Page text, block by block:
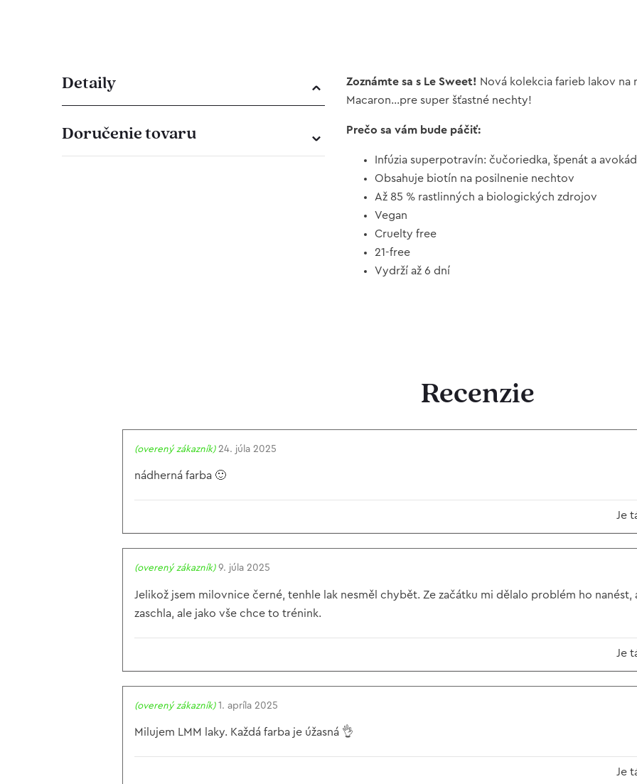
Detaily
Doručenie tovaru
Zoznámte sa s Le Sweet! Nová kolekcia farieb lakov
Macaron…pre super šťastné nechty!
Prečo sa vám bude páčiť:
Infúzia superpotravín: čučoriedka, špenát a
Obsahuje biotín na posilnenie nechtov
Až 85 % rastlinných a biologických zdrojov
Vegan
Cruelty free
21-free
Vydrží až 6 dní
Recenzie
(overený zákazník) 24. júla 2025
nádherná farba 🙂
Je
(overený zákazník) 9. júla 2025
Jelikož jsem milovnice černé, tenhle lak nesměl chybět. Ze začátku mi dělalo problém ho
zaschla, ale jako vše chce to trénink.
Je
(overený zákazník) 1. apríla 2025
Milujem LMM laky. Každá farba je úžasná 👌
Je